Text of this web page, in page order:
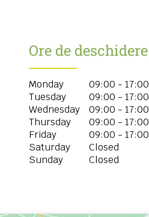
Ore de deschidere
Monday
09:00 - 17:00
Tuesday
09:00 - 17:00
Wednesday
09:00 - 17:00
Thursday
09:00 - 17:00
Friday
09:00 - 17:00
Saturday
Closed
Sunday
Closed